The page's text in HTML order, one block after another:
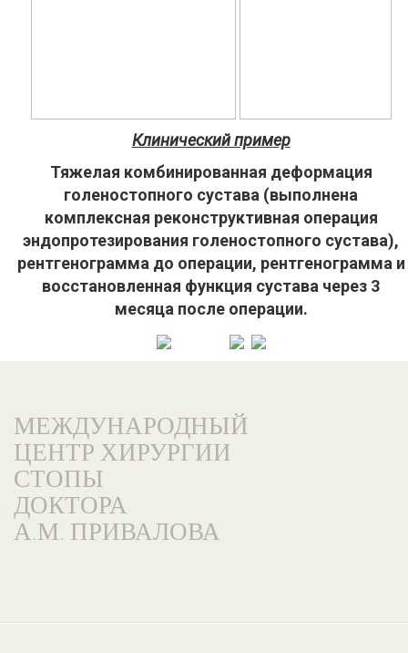
Клинический пример
Тяжелая комбинированная деформация
голеностопного сустава (выполнена
комплексная реконструктивная операция
эндопротезирования голеностопного сустава),
рентгенограмма до операции, рентгенограмма и
восстановленная функция сустава через 3
месяца после операции.
МЕЖДУНАРОДНЫЙ
ЦЕНТР ХИРУРГИИ
СТОПЫ
ДОКТОРА
А.М. ПРИВАЛОВА